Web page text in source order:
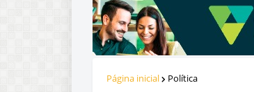
Página inicial Política